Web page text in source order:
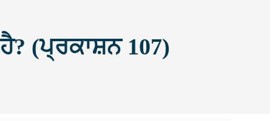
(ਪ੍ਰਕਾਸ਼ਨ 107)